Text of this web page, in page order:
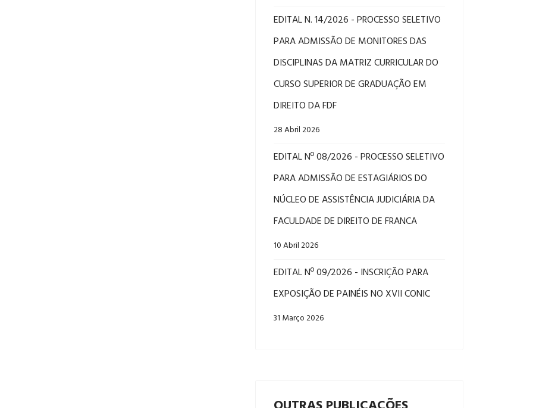
EDITAL N. 14/2026 - PROCESSO SELETIVO
PARA ADMISSÃO DE MONITORES DAS
DISCIPLINAS DA MATRIZ CURRICULAR DO
CURSO SUPERIOR DE GRADUAÇÃO EM
DIREITO DA FDF
28 Abril 2026
EDITAL Nº 08/2026 - PROCESSO SELETIVO
PARA ADMISSÃO DE ESTAGIÁRIOS DO
NÚCLEO DE ASSISTÊNCIA JUDICIÁRIA DA
FACULDADE DE DIREITO DE FRANCA
10 Abril 2026
EDITAL Nº 09/2026 - INSCRIÇÃO PARA
EXPOSIÇÃO DE PAINÉIS NO XVII CONIC
31 Março 2026